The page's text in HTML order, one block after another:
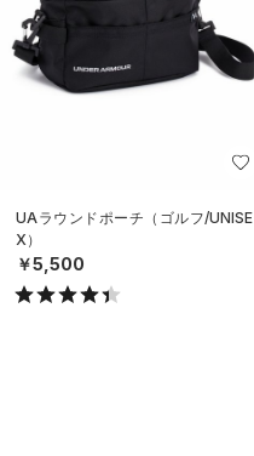
UAラウンドポーチ（ゴルフ/UNISE
X）
￥5,500